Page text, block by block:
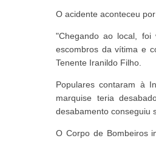
O acidente aconteceu
"Chegando ao local, foi
escombros da vítima e
Tenente Iranildo Filho.
Populares contaram à
marquise teria
desabamento conseguiu
O Corpo de Bombeiros